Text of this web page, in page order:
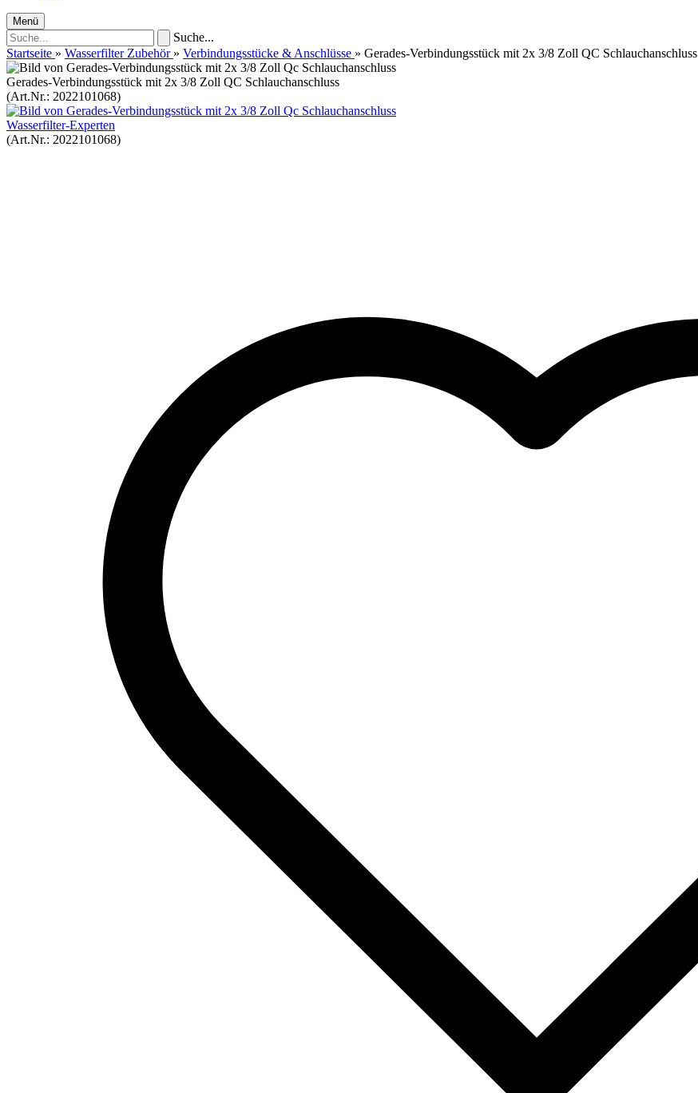
Menü
Suche...
Startseite » Wasserfilter Zubehör » Verbindungsstücke & Anschlüsse » Gerades-Verbindungsstück mit 2x 3/8 Zoll QC Schlauchanschluss
Gerades-Verbindungsstück mit 2x 3/8 Zoll QC Schlauchanschluss
(Art.Nr.: 2022101068)
Wasserfilter-Experten
(Art.Nr.: 2022101068)